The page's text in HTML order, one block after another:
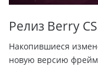
Релиз Berry
Накопившиеся
новую версию